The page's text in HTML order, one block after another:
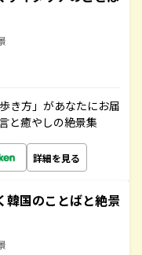
き方」があなたにお届
と癒やしの絶景集
詳細を見る
韓国のことばと絶景